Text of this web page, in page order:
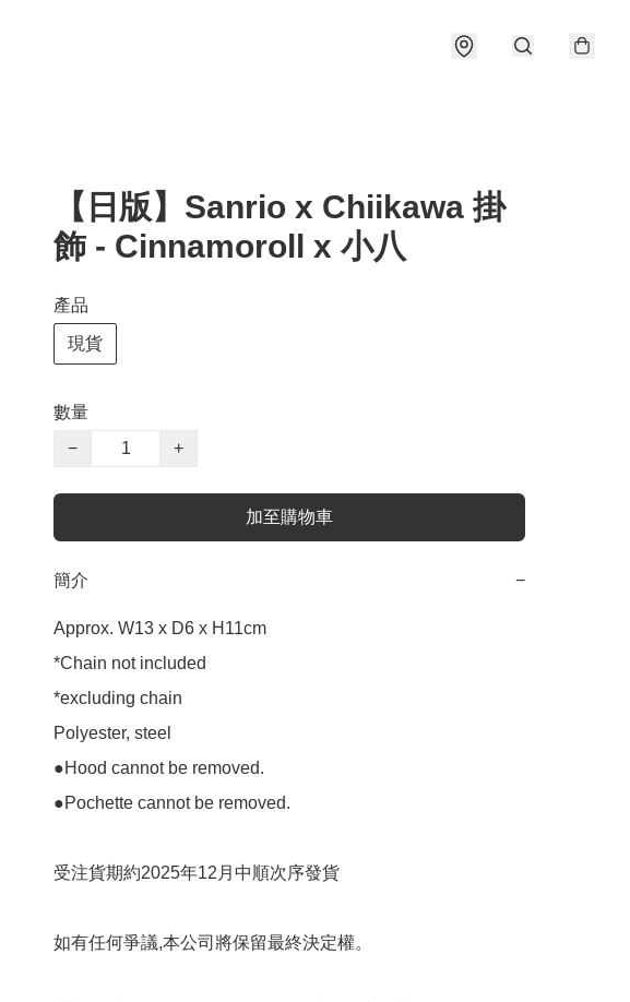
【日版】Sanrio x Chiikawa 掛
飾 - Cinnamoroll x 小八
產品
現貨
數量
−
+
加至購物車
簡介 −
Approx. W13 x D6 x H11cm
*Chain not included
*excluding chain
Polyester, steel
●Hood cannot be removed.
●Pochette cannot be removed.
受注貨期約2025年12月中順次序發貨
如有任何爭議,本公司將保留最終決定權。